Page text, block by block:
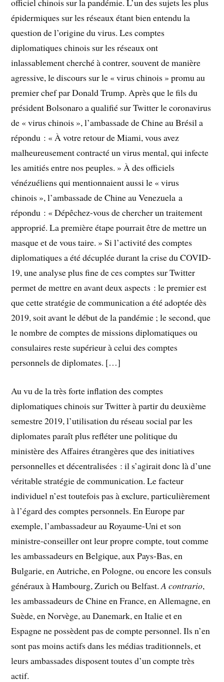
officiel chinois sur la pandémie. L’un des sujets les plus
épidermiques sur les réseaux étant bien entendu la
question de l’origine du virus. Les comptes
diplomatiques chinois sur les réseaux ont
inlassablement cherché à contrer, souvent de manière
agressive, le discours sur le « virus chinois » promu au
premier chef par Donald Trump. Après que le fils du
président Bolsonaro a qualifié sur Twitter le coronavirus
de « virus chinois », l’ambassade de Chine au Brésil a
répondu : « À votre retour de Miami, vous avez
malheureusement contracté un virus mental, qui infecte
les amitiés entre nos peuples. » À des officiels
vénézuéliens qui mentionnaient aussi le « virus
chinois », l’ambassade de Chine au Venezuela a
répondu : « Dépêchez-vous de chercher un traitement
approprié. La première étape pourrait être de mettre un
masque et de vous taire. » Si l’activité des comptes
diplomatiques a été décuplée durant la crise du COVID-
19, une analyse plus fine de ces comptes sur Twitter
permet de mettre en avant deux aspects : le premier est
que cette stratégie de communication a été adoptée dès
2019, soit avant le début de la pandémie ; le second, que
le nombre de comptes de missions diplomatiques ou
consulaires reste supérieur à celui des comptes
personnels de diplomates. […]
Au vu de la très forte inflation des comptes
diplomatiques chinois sur Twitter à partir du deuxième
semestre 2019, l’utilisation du réseau social par les
diplomates paraît plus refléter une politique du
ministère des Affaires étrangères que des initiatives
personnelles et décentralisées : il s’agirait donc là d’une
véritable stratégie de communication. Le facteur
individuel n’est toutefois pas à exclure, particulièrement
à l’égard des comptes personnels. En Europe par
exemple, l’ambassadeur au Royaume-Uni et son
ministre-conseiller ont leur propre compte, tout comme
les ambassadeurs en Belgique, aux Pays-Bas, en
Bulgarie, en Autriche, en Pologne, ou encore les consuls
généraux à Hambourg, Zurich ou Belfast.A contrario,
les ambassadeurs de Chine en France, en Allemagne, en
Suède, en Norvège, au Danemark, en Italie et en
Espagne ne possèdent pas de compte personnel. Ils n’en
sont pas moins actifs dans les médias traditionnels, et
leurs ambassades disposent toutes d’un compte très
actif.